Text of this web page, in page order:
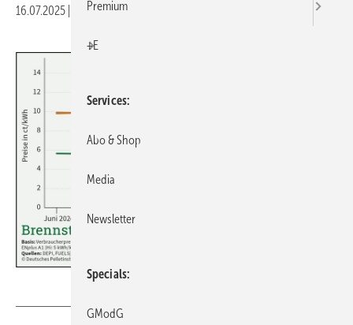
16.07.2025 Druckvorschau
Premium
+E
Services
Abo & Shop
Media
Newsletter
Specials
GModG